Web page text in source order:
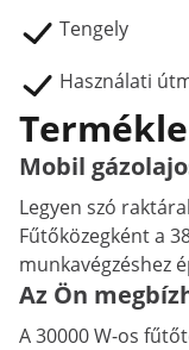
Tengely
Használati
Mobil
Legyen szó
Fűtőközegként a
munkavégzéshez
Az Ön
A 30000 W-os